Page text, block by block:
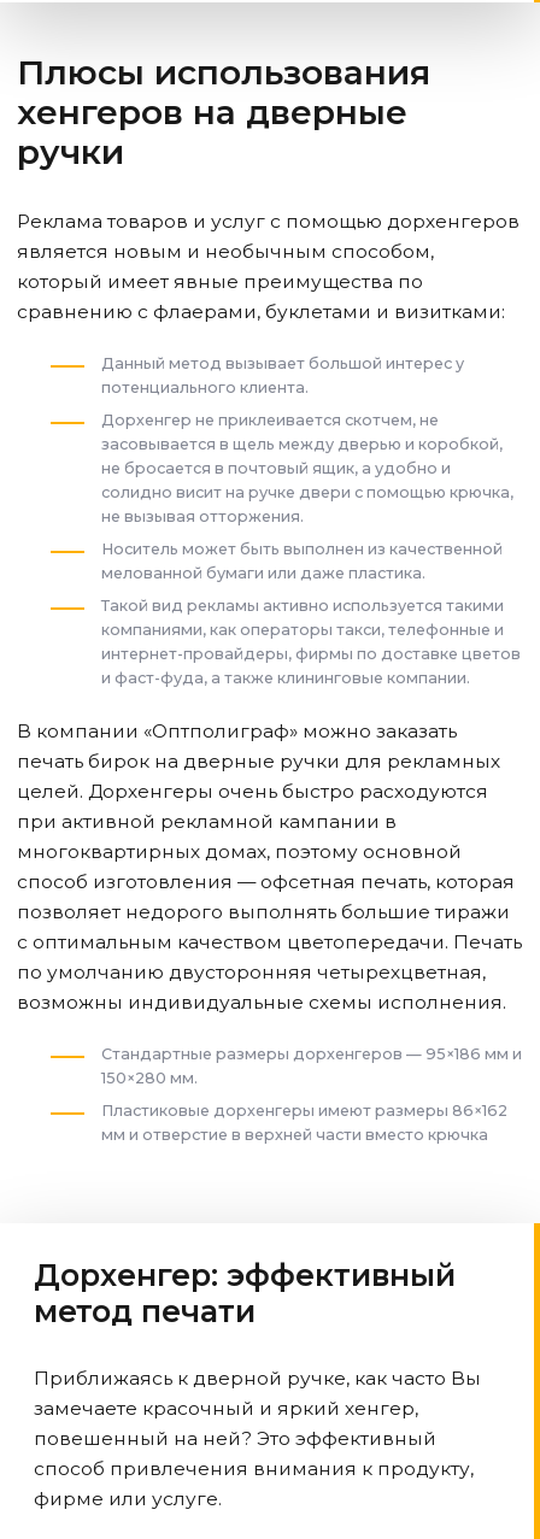
Плюсы использования
хенгеров на дверные
ручки
Реклама товаров и услуг с помощью дорхенгеров
является новым и необычным способом,
который имеет явные преимущества по
сравнению с флаерами, буклетами и визитками:
Данный метод вызывает большой интерес у
потенциального клиента.
Дорхенгер не приклеивается скотчем, не
засовывается в щель между дверью и коробкой,
не бросается в почтовый ящик, а удобно и
солидно висит на ручке двери с помощью крючка,
не вызывая отторжения.
Носитель может быть выполнен из качественной
мелованной бумаги или даже пластика.
Такой вид рекламы активно используется такими
компаниями, как операторы такси, телефонные и
интернет-провайдеры, фирмы по доставке цветов
и фаст-фуда, а также клининговые компании.
В компании «Оптполиграф» можно заказать
печать бирок на дверные ручки для рекламных
целей. Дорхенгеры очень быстро расходуются
при активной рекламной кампании в
многоквартирных домах, поэтому основной
способ изготовления — офсетная печать, которая
позволяет недорого выполнять большие тиражи
с оптимальным качеством цветопередачи. Печать
по умолчанию двусторонняя четырехцветная,
возможны индивидуальные схемы исполнения.
Стандартные размеры дорхенгеров — 95×186 мм и
150×280 мм.
Пластиковые дорхенгеры имеют размеры 86×162
мм и отверстие в верхней части вместо крючка
Дорхенгер: эффективный
метод печати
Приближаясь к дверной ручке, как часто Вы
замечаете красочный и яркий хенгер,
повешенный на ней? Это эффективный
способ привлечения внимания к продукту,
фирме или услуге.